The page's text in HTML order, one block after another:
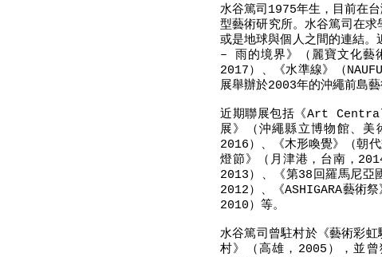
水谷篤司1975年生，目前在
型藝術研究所。水谷篤司在
或是地球與個人之間的連結
– 雨的境界》（麗寶文化藝
2017）、《水準線》（
展舉辦於2003年的沖繩前島藝
近期聯展包括《Art Central
展》（沖繩縣立博物館、美
2016）、《木形喚覺》（朝
燈節》（月津港，台南，
2013）、《第38回羅馬尼亞
2012）、《ASHIGARA藝術
2010）等。
水谷篤司曾駐村於《藝術彩
村》（高雄，2005），並